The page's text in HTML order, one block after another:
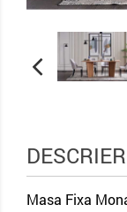
Masa Fixa